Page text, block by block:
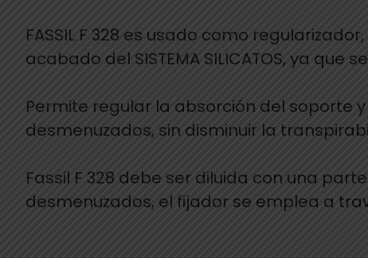
FASSIL F 328 es usado como
acabado del SISTEMA SILICATOS, ya que
Permite regular la absorción del soporte
desmenuzados, sin disminuir la
Fassil F 328 debe ser diluida con una
desmenuzados, el fijador se emplea a